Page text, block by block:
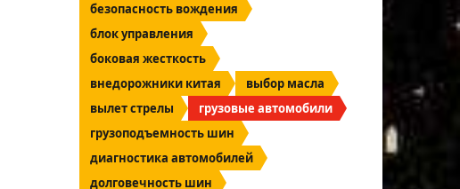
безопасность вождения
блок управления
боковая жесткость
внедорожники китая
выбор масла
вылет стрелы
грузовые автомобили
грузоподъемность шин
диагностика автомобилей
долговечность шин